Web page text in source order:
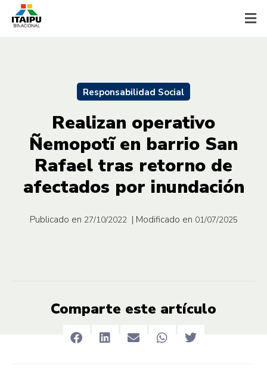
Responsabilidad Social
Realizan operativo
Ñemopotĩ en barrio San
Rafael tras retorno de
afectados por inundación
Publicado en 27/10/2022 | Modificado en 01/07/2025
Comparte este artículo